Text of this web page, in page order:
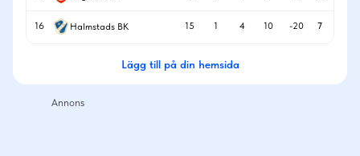
16 Halmstads BK 15 1 4 10 -20 7
Lägg till på din hemsida